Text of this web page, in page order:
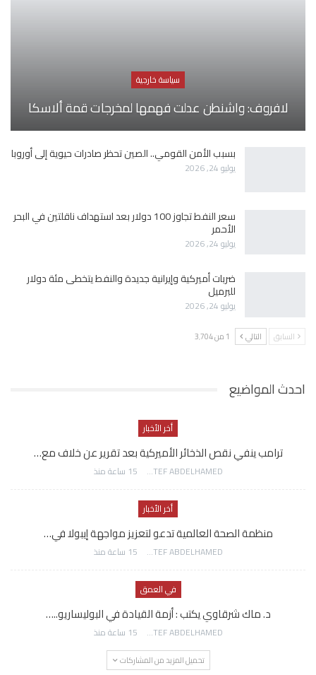
سياسة خارجية
لافروف: واشنطن عدلت فهمها لمخرجات قمة ألاسكا
بسبب الأمن القومي.. الصين تحظر صادرات حيوية إلى أوروبا
يوليو 24, 2026
سعر النفط تجاوز 100 دولار بعد استهداف ناقلتين في البحر
الأحمر
يوليو 24, 2026
ضربات أميركية وإيرانية جديدة والنفط يتخطى مئة دولار
للبرميل
يوليو 24, 2026
السابق التالي 1 من 3٬704
احدث المواضيع
أخر الأخبار
ترامب ينفي نقص الذخائر الأميركية بعد تقرير عن خلاف مع…
AWATEF ABDELHAMED 15 ساعة منذ
أخر الأخبار
منظمة الصحة العالمية تدعو لتعزيز مواجهة إيبولا في…
AWATEF ABDELHAMED 15 ساعة منذ
في العمق
د. ماك شرقاوي يكتب : أزمة القيادة في البوليساريو..…
AWATEF ABDELHAMED 15 ساعة منذ
تحميل المزيد من المشاركات